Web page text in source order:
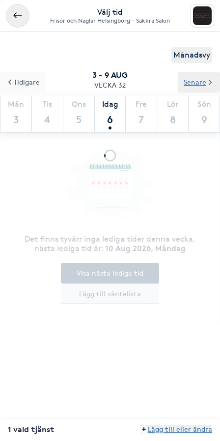
Välj tid
Frisör och Naglar Helsingborg - Sakkra Salon
Månadsvy
3 - 9 AUG
VECKA 32
Mån
3
Tis
4
Ons
5
Idag
6
Fre
7
Lör
8
Sön
9
Tidigare Senare
Det finns tyvärr inga lediga tider denna vecka,
nästa lediga tid är: 10 Aug 2026, Måndag
Lägg till väntelista
Visa nästa lediga tid
1 vald tjänst Lägg till eller ändra